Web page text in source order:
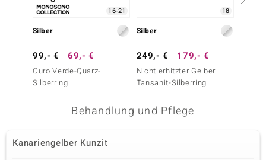
16-21
Silber
99,- € 69,- €
Ouro Verde-Quarz-
Silberring
18
Silber
249,- € 179,- €
Nicht erhitzter Gelber
Tansanit-Silberring
Behandlung und Pflege
Kanariengelber Kunzit